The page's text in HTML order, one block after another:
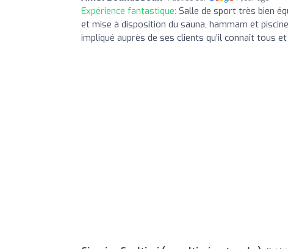
Expérience fantastique: Salle de sport très bien
et mise à disposition du sauna, hammam et
impliqué auprès de ses clients qu’il connaît tous